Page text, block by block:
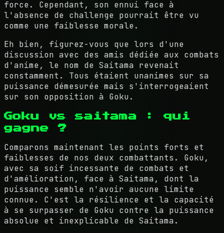
force. Cependant, son ennui face à
l'absence de challenge pourrait être vu
comme une faiblesse morale.
Eh bien, figurez-vous que lors d'une
discussion avec des amis dédiée aux combats
d'anime, le nom de Saitama revenait
constamment. Tous étaient unanimes sur sa
puissance démesurée mais s'interrogeaient
sur son opposition à Goku.
Goku vs saitama : qui
gagne ?
Comparons maintenant les points forts et
faiblesses de nos deux combattants. Goku,
avec sa soif incessante de combats et
d'amélioration, face à Saitama, dont la
puissance semble n'avoir aucune limite
connue. C'est la résilience et la capacité
à se surpasser de Goku contre la puissance
absolue et inexplicable de Saitama.